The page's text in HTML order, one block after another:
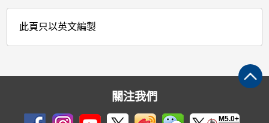
此頁只以英文編製
關注我們
M5.0+